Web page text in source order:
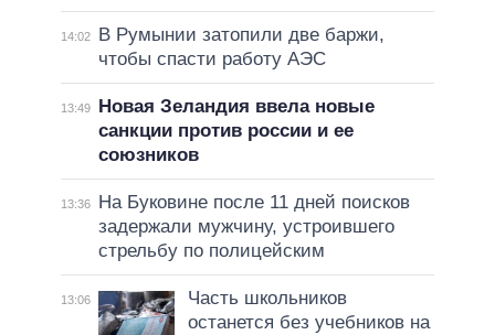
14:02
В Румынии затопили две баржи,
чтобы спасти работу АЭС
13:49
Новая Зеландия ввела новые
санкции против россии и ее
союзников
13:36
На Буковине после 11 дней поисков
задержали мужчину, устроившего
стрельбу по полицейским
13:06
Часть школьников
останется без учебников на